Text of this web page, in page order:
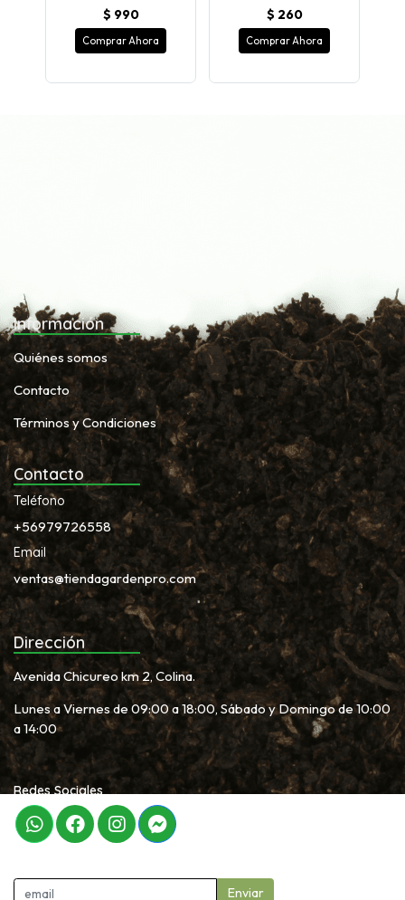
$ 990
Comprar Ahora
$ 260
Comprar Ahora
Información
Quiénes somos
Contacto
Términos y Condiciones
Contacto
Teléfono
+56979726558
Email
ventas@tiendagardenpro.com
Dirección
Avenida Chicureo km 2, Colina.
Lunes a Viernes de 09:00 a 18:00, Sábado y Domingo de 10:00
a 14:00
Redes Sociales
Enviar